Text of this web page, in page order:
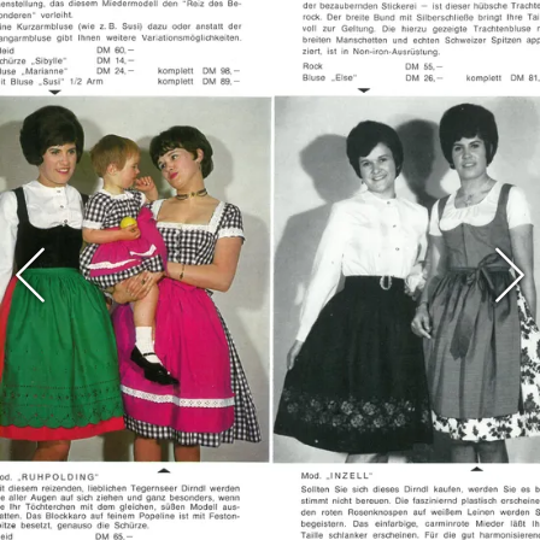
Übersee am schönen Chiemsee, zu Chiemseer
Dirndl & Tracht“ war ein beinahe legendärer
Werbespruch in Bayern. 1984 fiel schließlich die
Entscheidung zur vollständigen Spezialisierung
auf Trachtenmode. Der Fokus lag von nun an
ausschließlich auf Dirndl und Tracht. Diese
Ausrichtung prägt das Unternehmen bis heute.
Stoffe aus Europa, Design von Sybill
„Wer einen traditionellen Betrieb führen will,
muss auch bei den Materialien glaubwürdig
bleiben", betont Ehrenleitner. Die Stoffe für die
Dirndl stammen ausschließlich aus Europa, viele
davon direkt aus Bayern und Österreich.
Verarbeitet werden unter anderem Leinen,